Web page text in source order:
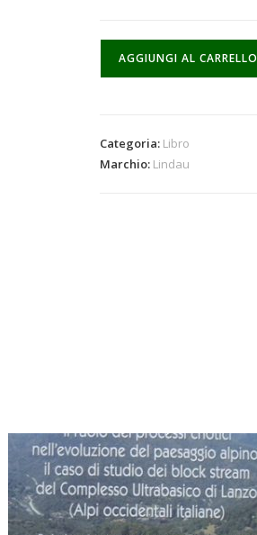
AGGIUNGI AL CARRELLO
Categoria: Libro
Marchio: Lindau